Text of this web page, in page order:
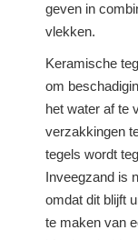
geven in
vlekken.
Keramische
om
het water af te
verzakkingen
tegels wordt
Inveegzand is
omdat dit blijft
te maken van